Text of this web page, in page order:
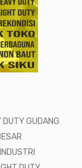
DUTY GUDANG